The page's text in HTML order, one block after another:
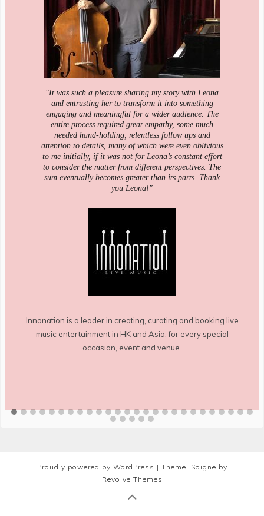
"It was such a pleasure sharing my story with Leona
and entrusting her to transform it into something
engaging and meaningful for a wider audience. The
entire process required great empathy, some much
needed hand-holding, relentless follow ups and
attention to details, many of which were even oblivious
to me initially, if it was not for Leona’s constant effort
to consider the matter from different perspectives. The
sum eventually becomes greater than its parts. Thank
you Leona!"
Innonation is a leader in creating, curating and booking live
music entertainment in HK and Asia, for every special
occasion, event and venue.
Proudly powered by WordPress | Theme: Soigne by
Revolve Themes